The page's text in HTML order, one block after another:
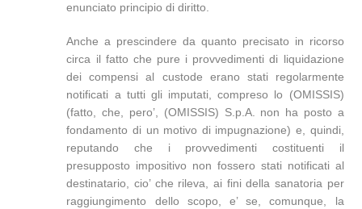
enunciato principio di diritto.
Anche a prescindere da quanto precisato in ricorso
circa il fatto che pure i provvedimenti di liquidazione
dei compensi al custode erano stati regolarmente
notificati a tutti gli imputati, compreso lo (OMISSIS)
(fatto, che, pero’, (OMISSIS) S.p.A. non ha posto a
fondamento di un motivo di impugnazione) e, quindi,
reputando che i provvedimenti costituenti il
presupposto impositivo non fossero stati notificati al
destinatario, cio’ che rileva, ai fini della sanatoria per
raggiungimento dello scopo, e’ se, comunque, la